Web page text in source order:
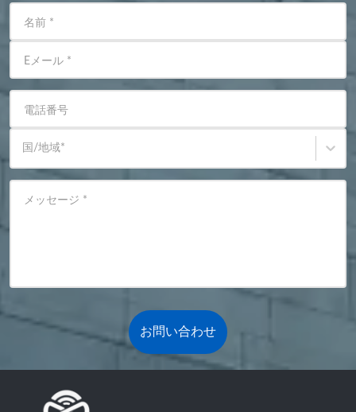
名前 *
Eメール *
電話番号
国/地域*
メッセージ *
お問い合わせ